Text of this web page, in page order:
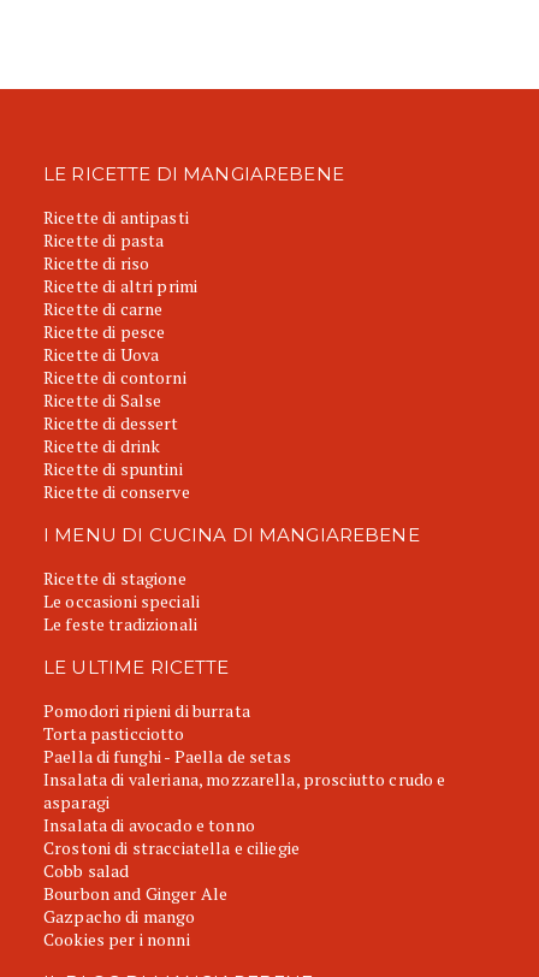
LE RICETTE DI MANGIAREBENE
Ricette di antipasti
Ricette di pasta
Ricette di riso
Ricette di altri primi
Ricette di carne
Ricette di pesce
Ricette di Uova
Ricette di contorni
Ricette di Salse
Ricette di dessert
Ricette di drink
Ricette di spuntini
Ricette di conserve
I MENU DI CUCINA DI MANGIAREBENE
Ricette di stagione
Le occasioni speciali
Le feste tradizionali
LE ULTIME RICETTE
Pomodori ripieni di burrata
Torta pasticciotto
Paella di funghi - Paella de setas
Insalata di valeriana, mozzarella, prosciutto crudo e
asparagi
Insalata di avocado e tonno
Crostoni di stracciatella e ciliegie
Cobb salad
Bourbon and Ginger Ale
Gazpacho di mango
Cookies per i nonni